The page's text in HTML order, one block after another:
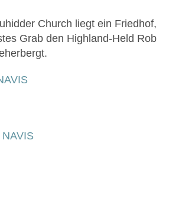
Church liegt ein Friedhof,
Grab den Highland-Held Rob